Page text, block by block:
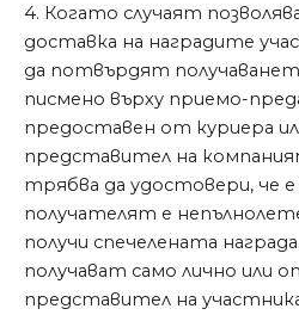
4. Когато случаят
доставка на наградите
да потвърдят
писмено върху приемо-
предоставен от куриера
представител на
трябва да удостовери, че
получателят е
получи спечелената
получават само лично или
представител на